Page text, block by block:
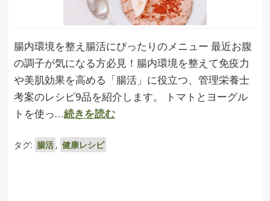
腸内環境を整え腸活にぴったりのメニュー 最近お腹
の調子が気になる方必見！腸内環境を整えて免疫力
や美肌効果を高める「腸活」に役立つ、管理栄養士
考案のレシピ9品を紹介します。 トマトとヨーグル
トを使っ…続きを読む
タグ: 腸活 , 健康レシピ